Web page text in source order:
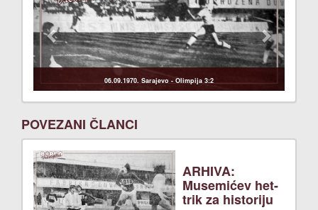
06.09.1970. Sarajevo - Olimpija 3:2
POVEZANI ČLANCI
ARHIVA:
Musemićev het-
trik za historiju